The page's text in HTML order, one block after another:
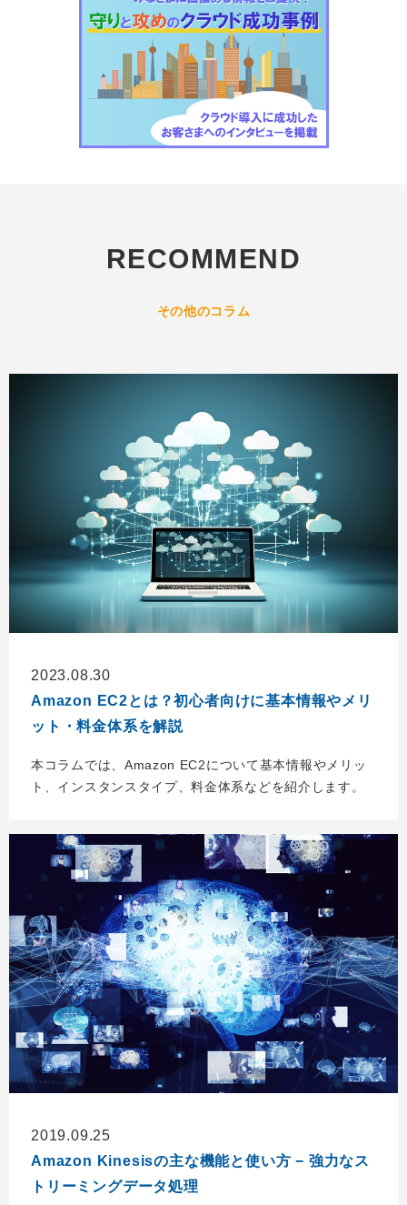
RECOMMEND
その他のコラム
2023.08.30
Amazon EC2とは？初心者向けに基本情報やメリ
ット・料金体系を解説
本コラムでは、Amazon EC2について基本情報やメリッ
ト、インスタンスタイプ、料金体系などを紹介します。
2019.09.25
Amazon Kinesisの主な機能と使い方 − 強力なス
トリーミングデータ処理